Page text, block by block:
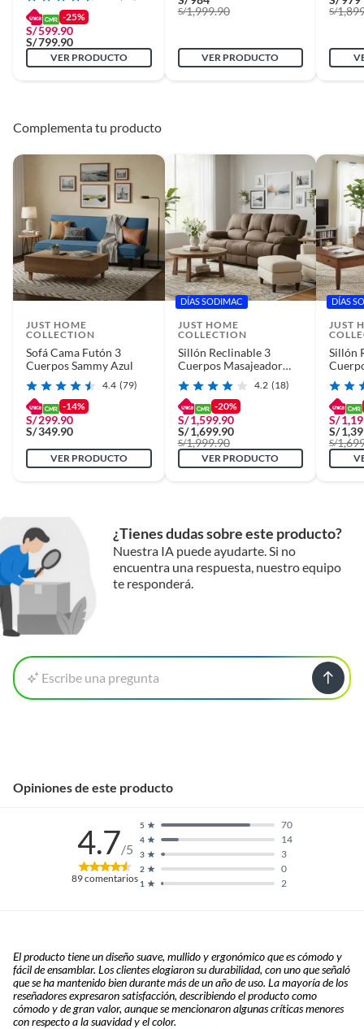
-25%
S/599.90
S/799.90
VER PRODUCTO
S/1,999.90
VER PRODUCTO
S/
Complementa tu producto
JUST HOME
COLLECTION
Sofá Cama Futón 3
Cuerpos Sammy Azul
4.4 (79)
-14%
S/299.90
S/349.90
VER PRODUCTO
DÍAS SODIMAC
JUST HOME
COLLECTION
Sillón Reclinable 3
Cuerpos Masajeador
Calentador Atlanta
Marrón
4.2 (18)
-20%
S/ 1,599.90
S/ 1,699.90
S/1,999.90
VER PRODUCTO
DÍAS
JUST
Sillón
S/
S/
S/
¿Tienes dudas sobre este producto?
Nuestra IA puede ayudarte. Si no
encuentra una respuesta, nuestro equipo
te responderá.
Escribe una pregunta
Opiniones de este producto
4.7/5
89comentarios 1 2
2 0
3 3
4 14
5 70
El producto tiene un diseño suave, mullido y ergonómico que es cómodo y
fácil de ensamblar. Los clientes elogiaron su durabilidad, con uno que señaló
que se ha mantenido bien durante más de un año de uso. La mayoría de los
reseñadores expresaron satisfacción, describiendo el producto como
cómodo y de gran valor, aunque se mencionaron algunas críticas menores
con respecto a la suavidad y el color.